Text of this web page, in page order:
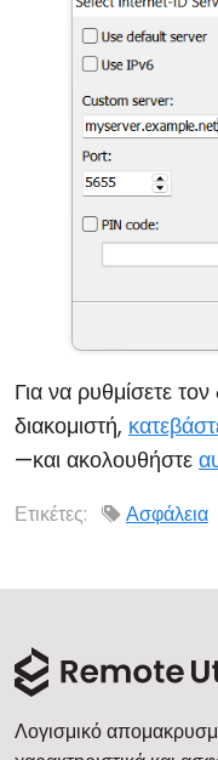
Για να ρυθμίσετε
διακομιστή,
—και ακολουθήστε
Ετικέτες: Ασφάλεια
Λογισμικό